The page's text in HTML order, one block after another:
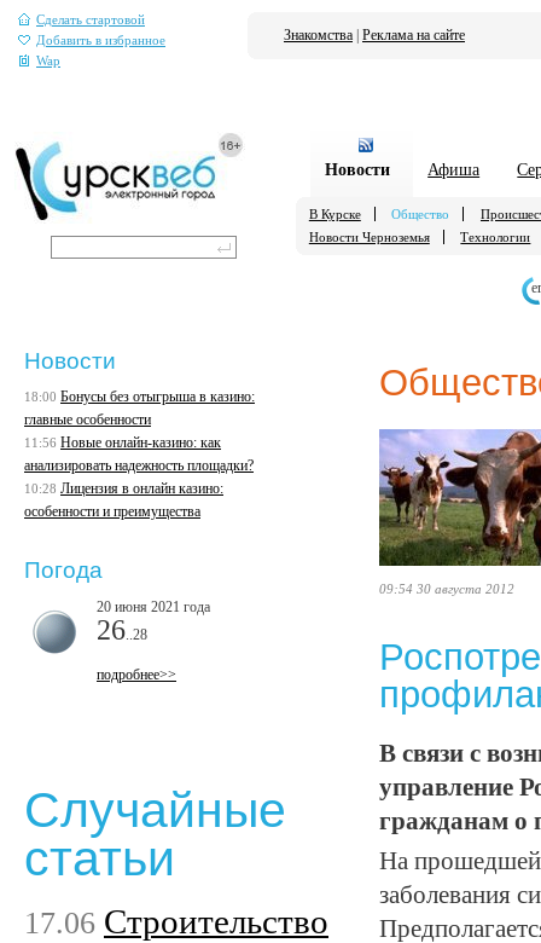
Сделать стартовой
Добавить в избранное
Wap
Знакомства Реклама на сайте
Новости Афиша
В Курске Общество
Новости Черноземья
Технологии
09:54 30 августа 2012
В связи с
управление
гражданам о
На прошедшей
заболевания
Новости
18:00 Бонусы без отыгрыша в казино:
главные особенности
11:56 Новые онлайн-казино: как
анализировать надежность площадки?
10:28 Лицензия в онлайн казино:
особенности и преимущества
Погода
20 июня 2021 года
26 ..28
подробнее>>
Случайные
статьи
17.06 Строительство